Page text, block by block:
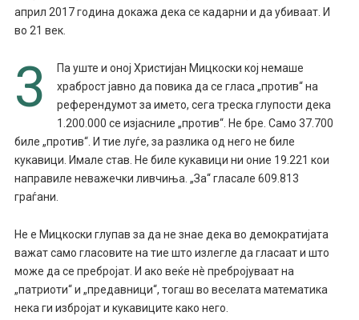
април 2017 година докажа дека се кадарни и да убиваат. И
во 21 век.
3
Па уште и оној Христијан Мицкоски кој немаше
храброст јавно да повика да се гласа „против“ на
референдумот за името, сега треска глупости дека
1.200.000 се изјасниле „против“. Не бре. Само 37.700
биле „против“. И тие луѓе, за разлика од него не биле
кукавици. Имале став. Не биле кукавици ни оние 19.221 кои
направиле неважечки ливчиња. „За“ гласале 609.813
граѓани.
Не е Мицкоски глупав за да не знае дека во демократијата
важат само гласовите на тие што излегле да гласаат и што
може да се пребројат. И ако веќе нè пребројуваат на
„патриоти“ и „предавници“, тогаш во веселата математика
нека ги избројат и кукавиците како него.